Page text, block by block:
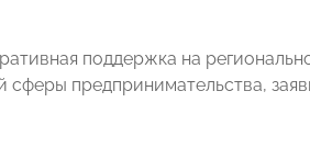
поддержка на
предпринимательства,